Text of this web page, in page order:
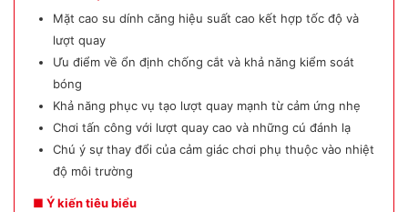
Mặt cao su dính căng hiệu suất cao kết hợp tốc độ và
lượt quay
Ưu điểm về ổn định chống cắt và khả năng kiểm soát
bóng
Khả năng phục vụ tạo lượt quay mạnh từ cảm ứng nhẹ
Chơi tấn công với lượt quay cao và những cú đánh lạ
Chú ý sự thay đổi của cảm giác chơi phụ thuộc vào nhiệt
độ môi trường
■ Ý kiến tiêu biểu